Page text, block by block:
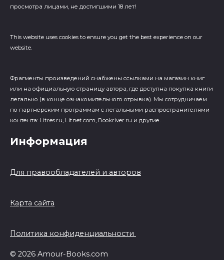
просмотра лицами, не достигшими 18 лет!
This website uses cookies to ensure you get the best experience on our
website.
Фрагменты произведений cнабжены ссылками на магазин книг
или на официальную страницу автора, где доступна покупка книги
легально (в конце ознакомительного отрывка). Мы сотрудничаем
по партнерским программам с легальными распространителями
контента: Litres.ru, Litnet.com, Bookriver.ru и другие.
Информация
Для правообладателей и авторов
Карта сайта
Политика конфиденциальности
© 2026 Amour-Books.com